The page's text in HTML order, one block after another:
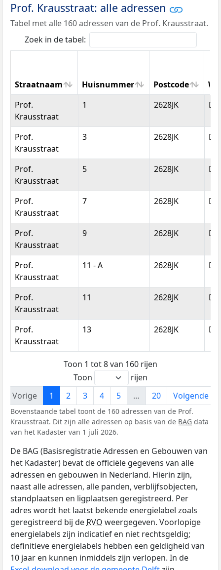
Prof. Krausstraat: alle adressen
Tabel met alle 160 adressen van de Prof. Krausstraat.
Zoek in de tabel:
Straatnaam Huisnummer Postcode
Straatnaam
Huisnummer Postcode
Prof.
Krausstraat
1 2628JK
Prof.
Krausstraat
3 2628JK
Prof.
Krausstraat
5 2628JK
Prof.
Krausstraat
7 2628JK
Prof.
Krausstraat
9 2628JK
Prof.
Krausstraat
11 - A 2628JK
Prof.
Krausstraat
11 2628JK
Prof.
Krausstraat
13 2628JK
Toon 1 tot 8 van 160 rijen
Toon
rijen
Vorige
1 2 3 4 5 … 20 Volgende
Bovenstaande tabel toont de 160 adressen van de Prof.
Krausstraat. Dit zijn alle adressen op basis van de BAG data
van het Kadaster van 1 juli 2026.
De BAG (Basisregistratie Adressen en Gebouwen van
het Kadaster) bevat de officiële gegevens van alle
adressen en gebouwen in Nederland. Hierin zijn,
naast alle adressen, alle panden, verblijfsobjecten,
standplaatsen en ligplaatsen geregistreerd. Per
adres wordt het laatst bekende energielabel zoals
geregistreerd bij de RVO weergegeven. Voorlopige
energielabels zijn indicatief en niet rechtsgeldig;
definitieve energielabels hebben een geldigheid van
10 jaar en kunnen inmiddels zijn verlopen. In de